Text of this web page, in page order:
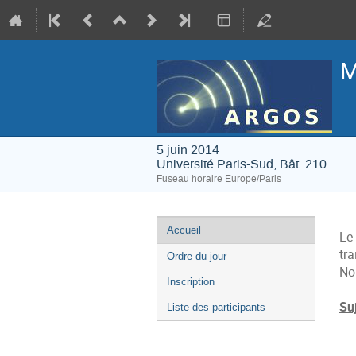
5 juin 2014
Université Paris-Sud, Bât. 210
Fuseau horaire Europe/Paris
Menu
de
l'événement
Accueil
Ordre du jour
Inscription
Liste des participants